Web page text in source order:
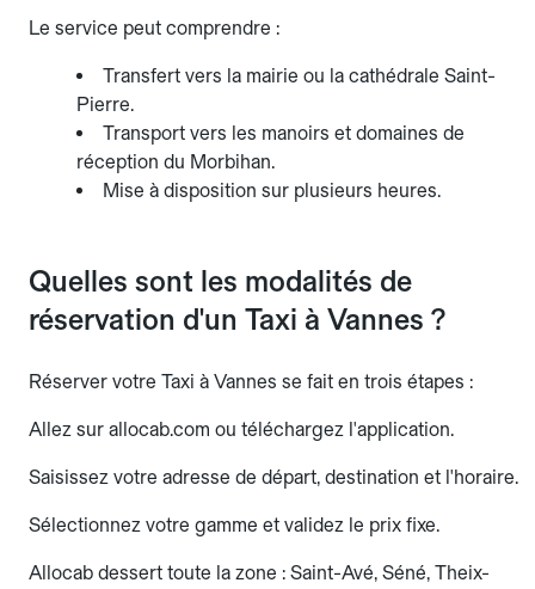
Le service peut comprendre :
Transfert vers la mairie ou la cathédrale Saint-
Pierre.
Transport vers les manoirs et domaines de
réception du Morbihan.
Mise à disposition sur plusieurs heures.
Quelles sont les modalités de
réservation d'un Taxi à Vannes ?
Réserver votre Taxi à Vannes se fait en trois étapes :
Allez sur allocab.com ou téléchargez l'application.
Saisissez votre adresse de départ, destination et l'horaire.
Sélectionnez votre gamme et validez le prix fixe.
Allocab dessert toute la zone : Saint-Avé, Séné, Theix-